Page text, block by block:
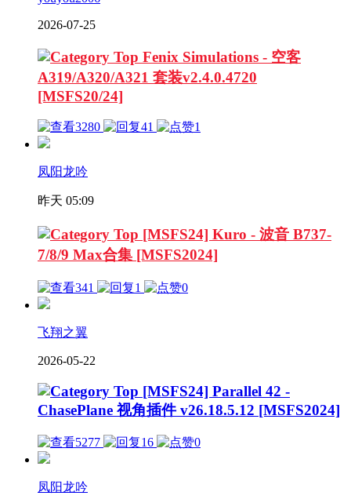
2026-07-25
Fenix Simulations - 空客
A319/A320/A321 套装v2.4.0.4720
[MSFS20/24]
3280 41 1
凤阳龙吟
昨天 05:09
[MSFS24] Kuro - 波音 B737-
7/8/9 Max合集 [MSFS2024]
341 1 0
飞翔之翼
2026-05-22
[MSFS24] Parallel 42 -
ChasePlane 视角插件 v26.18.5.12 [MSFS2024]
5277 16 0
凤阳龙吟